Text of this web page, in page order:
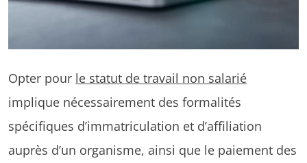
Opter pour le statut de travail non salarié
implique nécessairement des formalités
spécifiques d’immatriculation et d’affiliation
auprès d’un organisme, ainsi que le paiement des